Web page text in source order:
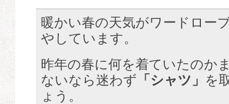
暖かい春の天気がワードロー
やしています。
昨年の春に何を着ていたのか
ないなら迷わず 「シャツ」 を
ょう。